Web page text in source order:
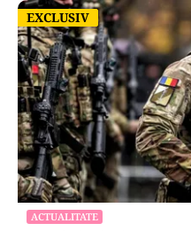
EXCLUSIV
EXCLUSIV
ACTUALITATE